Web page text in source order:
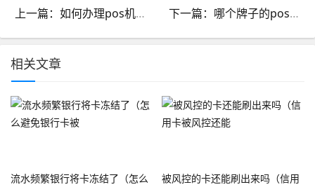
上一篇：如何办理pos机微信支付宝一起_微信支付宝pos机怎么办理 下一篇：哪个牌子的pos机最好用_什么牌子的pos机最好用
相关文章
流水频繁银行将卡冻结了（怎么
被风控的卡还能刷出来吗（信用